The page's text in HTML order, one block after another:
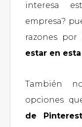
interesa
empresa?
razones por
estar en
También
opciones
de Pinterest